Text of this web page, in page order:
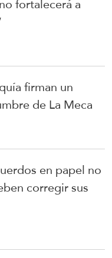
firman un
de La Meca
en papel no
corregir sus